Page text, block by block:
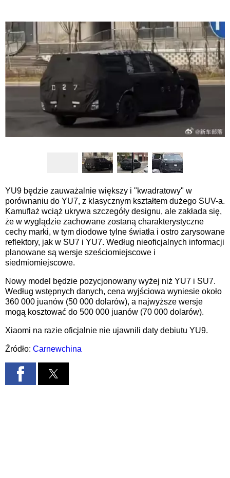
YU9 będzie zauważalnie większy i "kwadratowy" w
porównaniu do YU7, z klasycznym kształtem dużego SUV-a.
Kamuflaż wciąż ukrywa szczegóły designu, ale zakłada się,
że w wyglądzie zachowane zostaną charakterystyczne
cechy marki, w tym diodowe tylne światła i ostro zarysowane
reflektory, jak w SU7 i YU7. Według nieoficjalnych informacji
planowane są wersje sześciomiejscowe i
siedmiomiejscowe.
Nowy model będzie pozycjonowany wyżej niż YU7 i SU7.
Według wstępnych danych, cena wyjściowa wyniesie około
360 000 juanów (50 000 dolarów), a najwyższe wersje
mogą kosztować do 500 000 juanów (70 000 dolarów).
Xiaomi na razie oficjalnie nie ujawnili daty debiutu YU9.
Źródło: Carnewchina